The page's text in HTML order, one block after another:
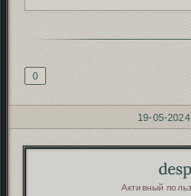
0
19-05-
desp
Активный